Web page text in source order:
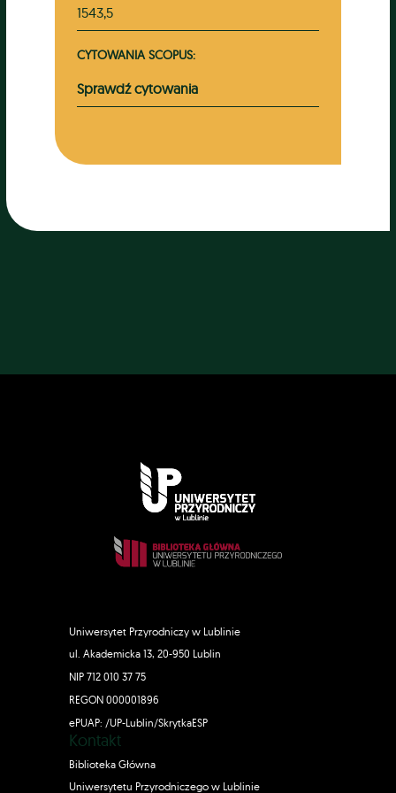
1543,5
CYTOWANIA SCOPUS:
Sprawdź cytowania
Uniwersytet Przyrodniczy w Lublinie
ul. Akademicka 13, 20-950 Lublin
NIP 712 010 37 75
REGON 000001896
ePUAP: /UP-Lublin/SkrytkaESP
Kontakt
Biblioteka Główna
Uniwersytetu Przyrodniczego w Lublinie